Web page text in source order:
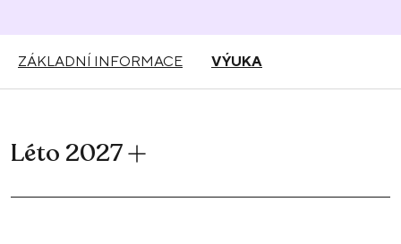
ZÁKLADNÍ INFORMACE VÝUKA
Léto 2027